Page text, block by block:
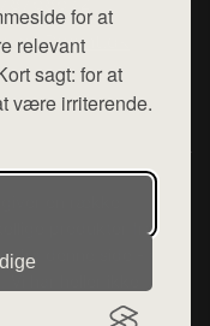
for at
relevant
sagt: for at
være irriterende.
hej@want.dk
og privatlivspolitik
en række
produkter fra
fra denne side - vi
har heller ikke